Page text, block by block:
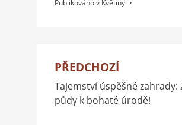
Publikováno v Květiny
Navigace
pro
PŘEDCHOZÍ
Tajemství úspěšné
půdy k bohaté úrodě!